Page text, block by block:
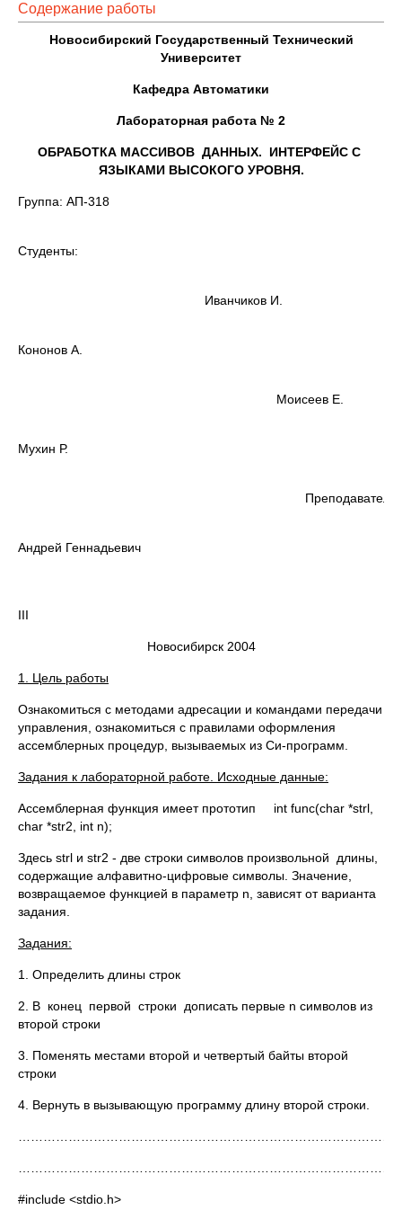
Содержание работы
Новосибирский Государственный Технический
Университет
Кафедра Автоматики
Лабораторная работа № 2
ОБРАБОТКА МАССИВОВ ДАННЫХ. ИНТЕРФЕЙС С
ЯЗЫКАМИ ВЫСОКОГО УРОВНЯ.
Группа: АП-318
Студенты:
Иванчиков И.
Кононов А.
Моисеев Е.
Мухин Р.
Преподаватель:
Андрей Геннадьевич
III
Новосибирск 2004
1. Цель работы
Ознакомиться с методами адресации и командами передачи
уп­равления, ознакомиться с правилами оформления
ассемблерных про­цедур, вызываемых из Си-программ.
Задания к лабораторной работе. Исходные данные:
Ассемблерная функция имеет прототип int func(char *strl,
char *str2, int n);
Здесь strl и str2 - две строки символов произвольной дли­ны,
содержащие алфавитно-цифровые символы. Значение,
возвращаемое функцией в параметр n, зависят от варианта
задания.
Задания:
1. Определить длины строк
2. В конец первой строки дописать первые n символов из
второй строки
3. Поменять местами второй и четвертый байты второй
строки
4. Вернуть в вызывающую программу длину второй строки.
#include <stdio.h>